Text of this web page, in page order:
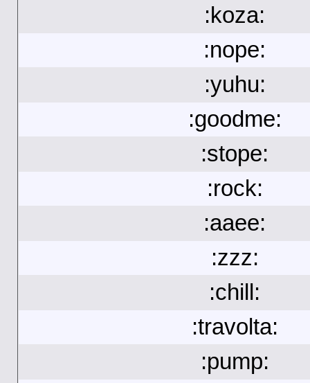
:koza:
:nope:
:yuhu:
:goodme:
:stope:
:rock:
:aaee:
:zzz:
:chill:
:travolta:
:pump: